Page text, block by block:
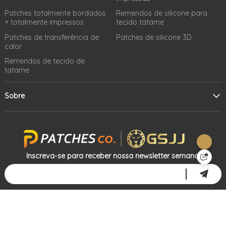
Patches totalmente bordados
+ totalmente impressos
Remendos de silicone para
tecido tatame
Patches de transferência de
calor
Patches de silicone 3D
Remendos de tecido de
tatame
Sobre
Inscreva-se para receber nossa newsletter semanal